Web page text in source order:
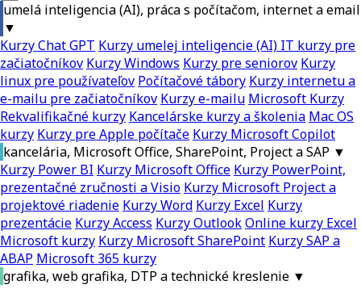
umelá inteligencia (AI), práca s počítačom, internet a email
▼
Kurzy Chat GPT Kurzy umelej inteligencie (AI) IT kurzy pre
začiatočníkov Kurzy Windows Kurzy pre seniorov Kurzy
linux pre používateľov Počítačové tábory Kurzy internetu a
e-mailu pre začiatočníkov Kurzy e-mailu Microsoft Kurzy
Rekvalifikačné kurzy Kancelárske kurzy a školenia Mac OS
kurzy Kurzy pre Apple počítače Kurzy Microsoft Copilot
kancelária, Microsoft Office, SharePoint, Project a SAP ▼
Kurzy Power BI Kurzy Microsoft Office Kurzy PowerPoint,
prezentačné zručnosti a Visio Kurzy Microsoft Project a
projektové riadenie Kurzy Word Kurzy Excel Kurzy
prezentácie Kurzy Access Kurzy OutlookOnline kurzy Excel
Microsoft kurzy Kurzy Microsoft SharePoint Kurzy SAP a
ABAP Microsoft 365 kurzy
grafika, web grafika, DTP a technické kreslenie ▼